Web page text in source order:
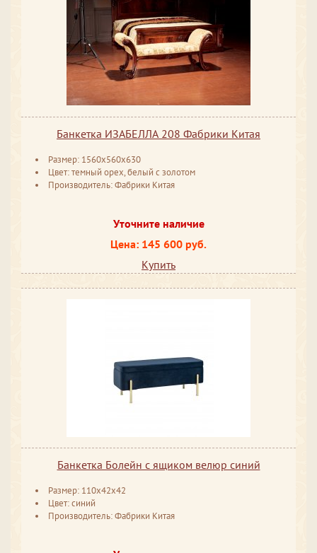
Банкетка ИЗАБЕЛЛА 208 Фабрики Китая
Размер: 1560x560x630
Цвет: темный орех, белый с золотом
Производитель: Фабрики Китая
Уточните наличие
Цена: 145 600 руб.
Купить
Банкетка Болейн с ящиком велюр синий
Размер: 110x42x42
Цвет: синий
Производитель: Фабрики Китая